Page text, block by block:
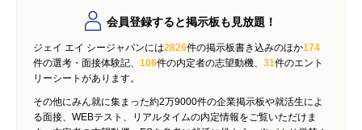
会員登録すると掲示板も見放題！
ジェイ エイ シージャパンには2826件の掲示板書き込みのほか174
件の選考・面接体験記、 106件の内定者の志望動機、 31件のエント
リーシートがあります。
その他にみん就に集まった約2万9000件の企業掲示板や就活生によ
る面接、WEBテスト、リアルタイムの内定情報をご覧いただけま